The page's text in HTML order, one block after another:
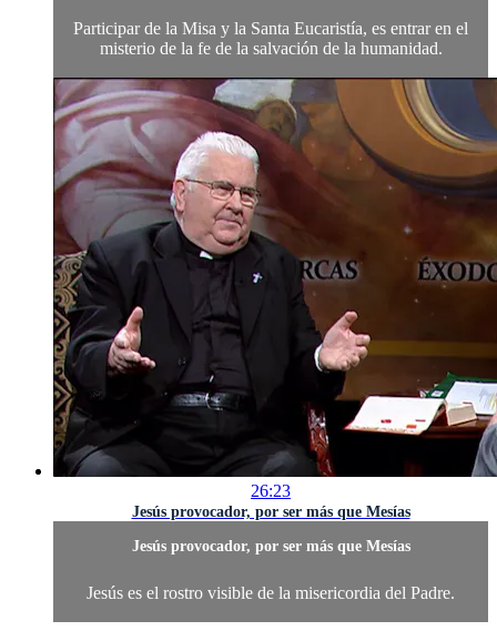
Participar de la Misa y la Santa Eucaristía, es entrar en el
misterio de la fe de la salvación de la humanidad.
26:23
Jesús provocador, por ser más que Mesías
Jesús provocador, por ser más que Mesías
Jesús es el rostro visible de la misericordia del Padre.